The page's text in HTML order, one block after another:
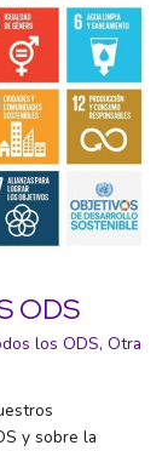
ODS
los ODS, Otra
y sobre la